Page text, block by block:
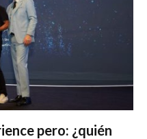
pero: ¿quién